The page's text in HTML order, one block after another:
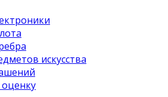
искусства